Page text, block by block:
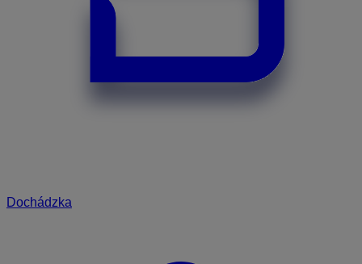
Dochádzka